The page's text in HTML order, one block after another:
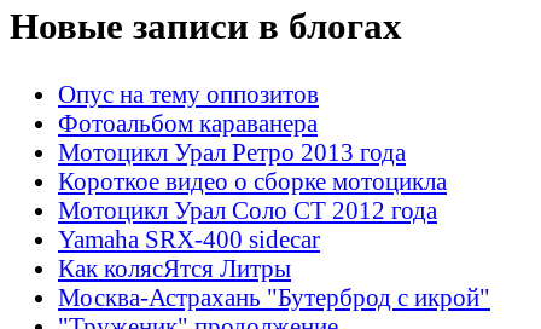
Новые записи в блогах
Опус на тему оппозитов
Фотоальбом караванера
Мотоцикл Урал Ретро 2013 года
Короткое видео о сборке мотоцикла
Мотоцикл Урал Соло СТ 2012 года
Yamaha SRX-400 sidecar
Как колясЯтся Литры
Москва-Астрахань "Бутерброд с икрой"